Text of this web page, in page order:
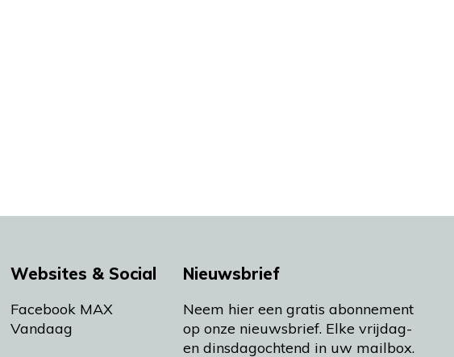
Websites & Social
Facebook MAX
Vandaag
Nieuwsbrief
Neem hier een gratis abonnement
op onze nieuwsbrief. Elke vrijdag-
en dinsdagochtend in uw mailbox.